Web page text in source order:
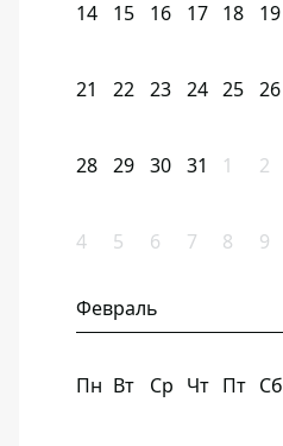
14 15 16 17 18 19
21 22 23 24 25 26
28 29 30 31 1 2
4 5 6 7 8 9
Февраль
Пн Вт Ср Чт Пт Сб